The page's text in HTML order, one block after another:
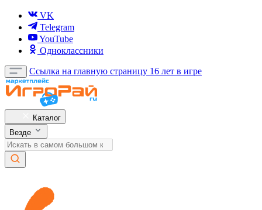
VK
Telegram
YouTube
Одноклассники
Ссылка на главную страницу 16 лет в игре
Каталог
Везде